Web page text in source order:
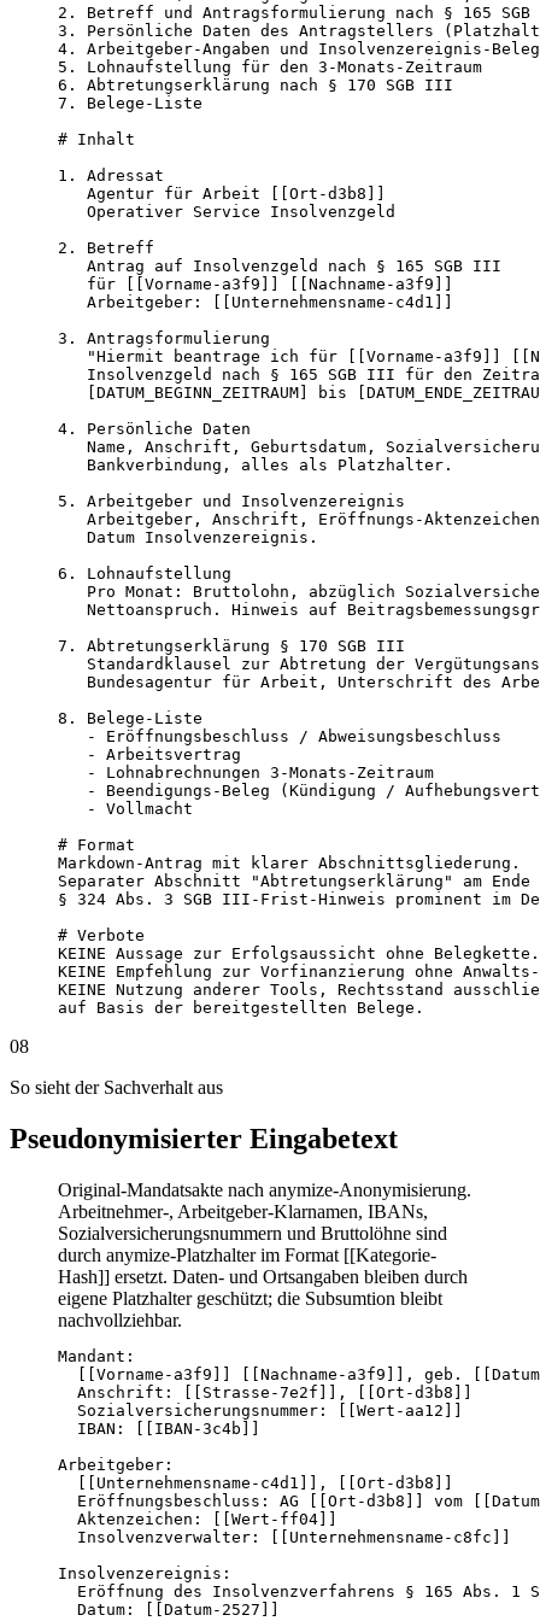
2. Betreff und Antragsformulierung nach § 165
3. Persönliche Daten des Antragstellers
4. Arbeitgeber-Angaben und Insolvenzereignis-Beleg
5. Lohnaufstellung für den 3-Monats-Zeitraum
6. Abtretungserklärung nach § 170 SGB III
7. Belege-Liste
# Inhalt
1. Adressat
   Agentur für Arbeit [[Ort-d3b8]]
   Operativer Service Insolvenzgeld
2. Betreff
   Antrag auf Insolvenzgeld nach § 165 SGB III
   für [[Vorname-a3f9]] [[Nachname-a3f9]]
   Arbeitgeber: [[Unternehmensname-c4d1]]
3. Antragsformulierung
"Hiermit beantrage ich für [[Vorname-a3f9]]
Insolvenzgeld nach § 165 SGB III für den
[DATUM_BEGINN_ZEITRAUM] bis
4. Persönliche Daten
Name, Anschrift, Geburtsdatum,
   Bankverbindung, alles als Platzhalter.
5. Arbeitgeber und Insolvenzereignis
Arbeitgeber, Anschrift, Eröffnungs-
   Datum Insolvenzereignis.
6. Lohnaufstellung
Pro Monat: Bruttolohn, abzüglich
Nettoanspruch. Hinweis auf
7. Abtretungserklärung § 170 SGB III
Standardklausel zur Abtretung der
Bundesagentur für Arbeit, Unterschrift des
8. Belege-Liste
   - Eröffnungsbeschluss / Abweisungsbeschluss
   - Arbeitsvertrag
   - Lohnabrechnungen 3-Monats-Zeitraum
- Beendigungs-Beleg (Kündigung /
   - Vollmacht
# Format
Markdown-Antrag mit klarer Abschnittsgliederung.
Separater Abschnitt "Abtretungserklärung" am
§ 324 Abs. 3 SGB III-Frist-Hinweis prominent im
# Verbote
KEINE Aussage zur Erfolgsaussicht ohne Belegkette.
KEINE Empfehlung zur Vorfinanzierung ohne
KEINE Nutzung anderer Tools, Rechtsstand
auf Basis der bereitgestellten Belege.
08
So sieht der Sachverhalt aus
Pseudonymisierter Eingabetext
Original-Mandatsakte nach anymize-Anonymisierung.
Arbeitnehmer-, Arbeitgeber-Klarnamen, IBANs,
Sozialversicherungsnummern und Bruttolöhne sind
durch anymize-Platzhalter im Format [[Kategorie-
Hash]] ersetzt. Daten- und Ortsangaben bleiben durch
eigene Platzhalter geschützt; die Subsumtion bleibt
nachvollziehbar.
Mandant:
[[Vorname-a3f9]] [[Nachname-a3f9]], geb.
  Anschrift: [[Strasse-7e2f]], [[Ort-d3b8]]
  Sozialversicherungsnummer: [[Wert-aa12]]
  IBAN: [[IBAN-3c4b]]
Arbeitgeber:
  [[Unternehmensname-c4d1]], [[Ort-d3b8]]
Eröffnungsbeschluss: AG [[Ort-d3b8]] vom
  Aktenzeichen: [[Wert-ff04]]
  Insolvenzverwalter: [[Unternehmensname-c8fc]]
Insolvenzereignis:
Eröffnung des Insolvenzverfahrens § 165 Abs. 1
  Datum: [[Datum-2527]]